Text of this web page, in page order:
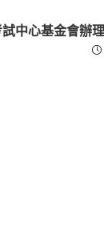
中心基金會辦